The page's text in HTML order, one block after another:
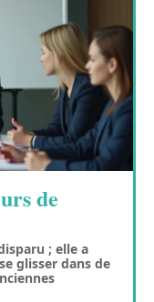
de
; elle a
glisser dans de